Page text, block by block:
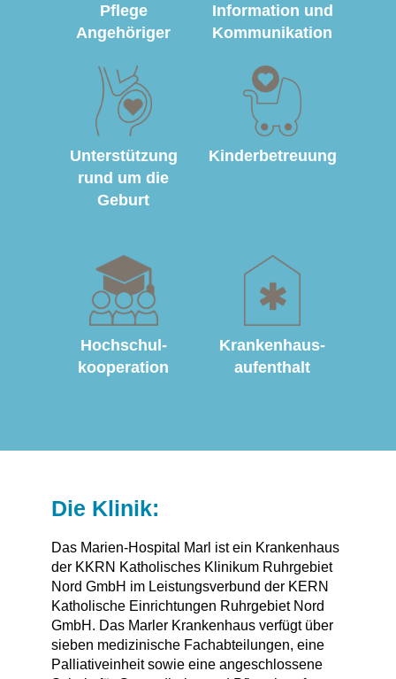
Pflege
Angehöriger
Information und
Kommunikation
Unterstützung
rund um die
Geburt
Kinderbetreuung
Hochschul­
kooperation
Krankenhaus­
aufenthalt
Die Klinik:
Das Marien-Hospital Marl ist ein Krankenhaus
der KKRN Katholisches Klinikum Ruhrgebiet
Nord GmbH im Leistungsverbund der KERN
Katholische Einrichtungen Ruhrgebiet Nord
GmbH. Das Marler Krankenhaus verfügt über
sieben medizinische Fachabteilungen, eine
Palliativeinheit sowie eine angeschlossene